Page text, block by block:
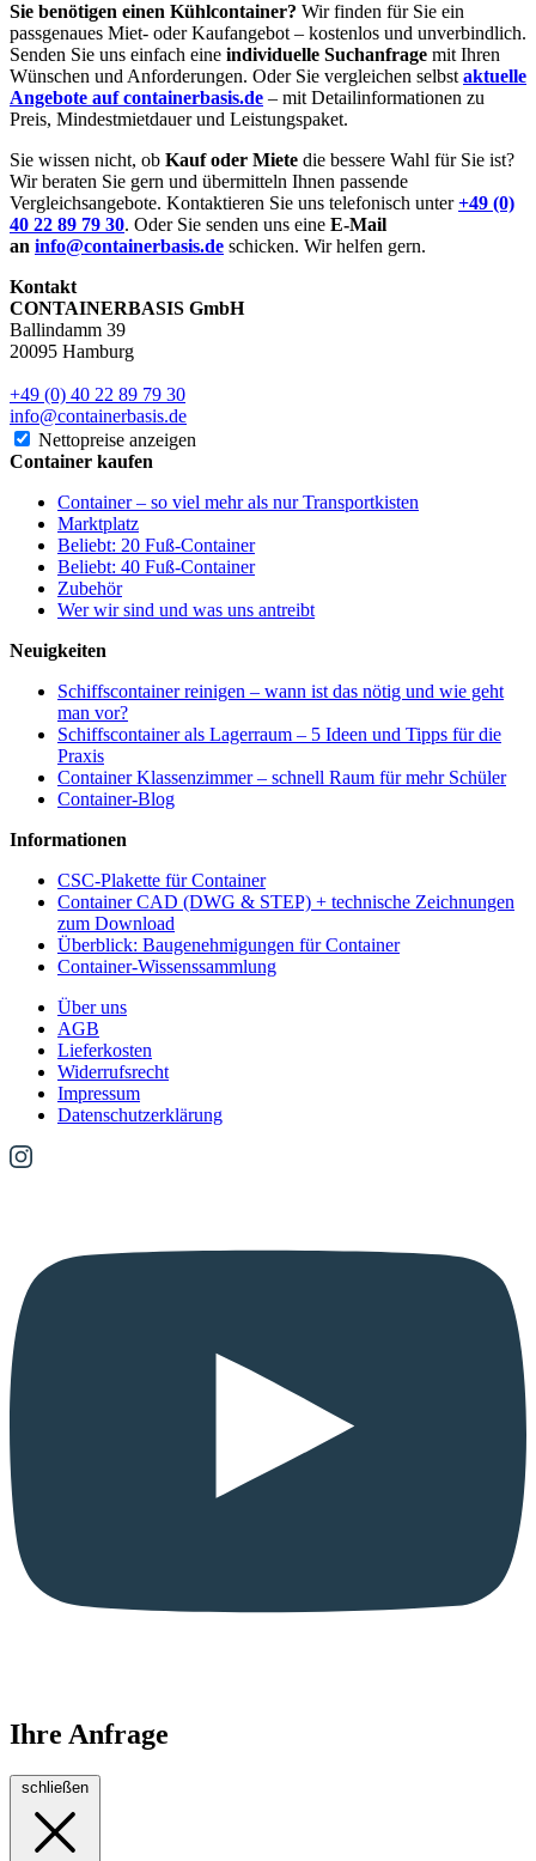
Sie benötigen einen Kühlcontainer? Wir finden für Sie ein
passgenaues Miet- oder Kaufangebot – kostenlos und unverbindlich.
Senden Sie uns einfach eine individuelle Suchanfrage mit Ihren
Wünschen und Anforderungen. Oder Sie vergleichen selbst aktuelle
Angebote auf containerbasis.de – mit Detailinformationen zu
Preis, Mindestmietdauer und Leistungspaket.
Sie wissen nicht, ob Kauf oder Miete die bessere Wahl für Sie ist?
Wir beraten Sie gern und übermitteln Ihnen passende
Vergleichsangebote. Kontaktieren Sie uns telefonisch unter+49 (0)
40 22 89 79 30. Oder Sie senden uns eine E-Mail
an info@containerbasis.de schicken. Wir helfen gern.
Kontakt
CONTAINERBASIS GmbH
Ballindamm 39
20095 Hamburg
+49 (0) 40 22 89 79 30
info@containerbasis.de
Nettopreise anzeigen
Container kaufen
Container – so viel mehr als nur Transportkisten
Marktplatz
Beliebt: 20 Fuß-Container
Beliebt: 40 Fuß-Container
Zubehör
Wer wir sind und was uns antreibt
Neuigkeiten
Schiffscontainer reinigen – wann ist das nötig und wie geht
man vor?
Schiffscontainer als Lagerraum – 5 Ideen und Tipps für die
Praxis
Container Klassenzimmer – schnell Raum für mehr Schüler
Container-Blog
Informationen
CSC-Plakette für Container
Container CAD (DWG & STEP) + technische Zeichnungen
zum Download
Überblick: Baugenehmigungen für Container
Container-Wissenssammlung
Über uns
AGB
Lieferkosten
Widerrufsrecht
Impressum
Datenschutzerklärung
Ihre Anfrage